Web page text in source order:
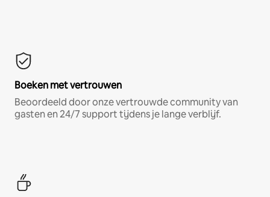
Boeken met vertrouwen
Beoordeeld door onze vertrouwde community van
gasten en 24/7 support tijdens je lange verblijf.